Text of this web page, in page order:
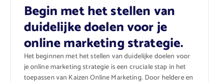
Begin met het stellen van
duidelijke doelen voor je
online marketing strategie.
Het beginnen met het stellen van duidelijke doelen voor
je online marketing strategie is een cruciale stap in het
toepassen van Kaizen Online Marketing. Door heldere en